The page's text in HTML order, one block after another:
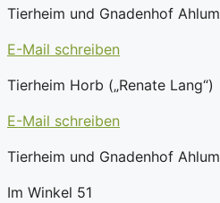
Tierheim und Gnadenhof Ahlum
E-Mail schreiben
Tierheim Horb („Renate Lang“)
E-Mail schreiben
Tierheim und Gnadenhof Ahlum
Im Winkel 51